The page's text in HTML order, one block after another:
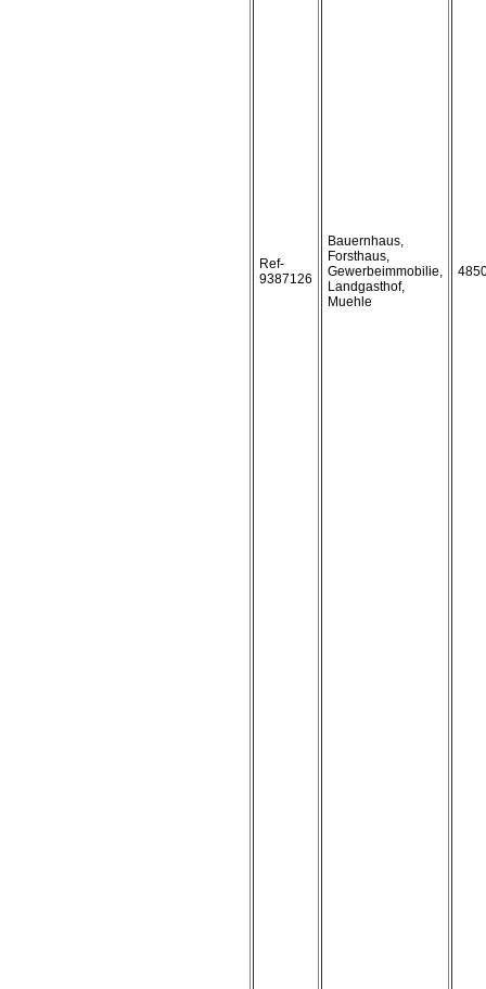
Ref-
9387126
Bauernhaus,
Forsthaus,
Gewerbeimmobilie,
Landgasthof,
Muehle